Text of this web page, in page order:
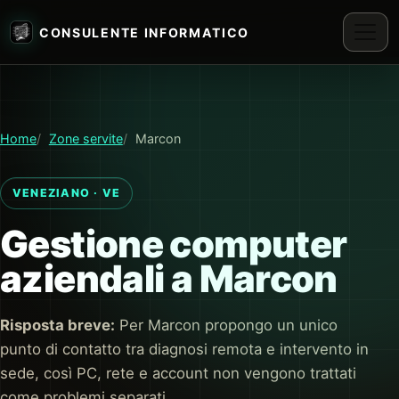
CONSULENTE INFORMATICO
Home Zone servite Marcon
VENEZIANO · VE
Gestione computer
aziendali a Marcon
Risposta breve: Per Marcon propongo un unico
punto di contatto tra diagnosi remota e intervento in
sede, così PC, rete e account non vengono trattati